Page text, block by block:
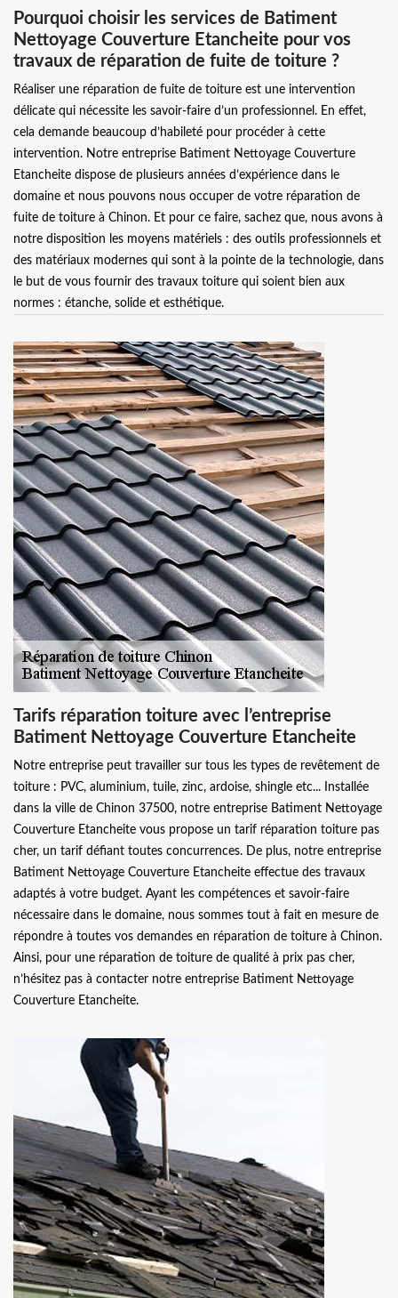
Pourquoi choisir les services de Batiment
Nettoyage Couverture Etancheite pour vos
travaux de réparation de fuite de toiture ?
Réaliser une réparation de fuite de toiture est une intervention
délicate qui nécessite les savoir-faire d’un professionnel. En effet,
cela demande beaucoup d’habileté pour procéder à cette
intervention. Notre entreprise Batiment Nettoyage Couverture
Etancheite dispose de plusieurs années d’expérience dans le
domaine et nous pouvons nous occuper de votre réparation de
fuite de toiture à Chinon. Et pour ce faire, sachez que, nous avons à
notre disposition les moyens matériels : des outils professionnels et
des matériaux modernes qui sont à la pointe de la technologie, dans
le but de vous fournir des travaux toiture qui soient bien aux
normes : étanche, solide et esthétique.
Tarifs réparation toiture avec l’entreprise
Batiment Nettoyage Couverture Etancheite
Notre entreprise peut travailler sur tous les types de revêtement de
toiture : PVC, aluminium, tuile, zinc, ardoise, shingle etc... Installée
dans la ville de Chinon 37500, notre entreprise Batiment Nettoyage
Couverture Etancheite vous propose un tarif réparation toiture pas
cher, un tarif défiant toutes concurrences. De plus, notre entreprise
Batiment Nettoyage Couverture Etancheite effectue des travaux
adaptés à votre budget. Ayant les compétences et savoir-faire
nécessaire dans le domaine, nous sommes tout à fait en mesure de
répondre à toutes vos demandes en réparation de toiture à Chinon.
Ainsi, pour une réparation de toiture de qualité à prix pas cher,
n’hésitez pas à contacter notre entreprise Batiment Nettoyage
Couverture Etancheite.